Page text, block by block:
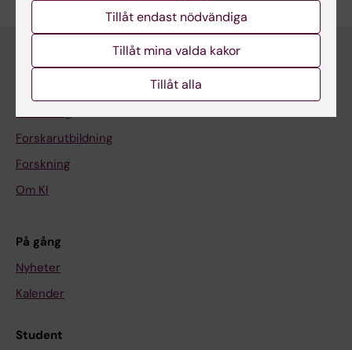
Forskarutbildning
Forskning
Om KI
På gång
Nyheter
Kalender
Student
Tillåt endast nödvändiga
Tillåt mina valda kakor
Tillåt alla